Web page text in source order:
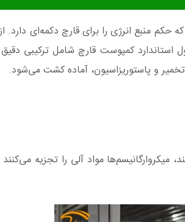
منبع انرژی را برای قارچ دکمه‌ای دارد.
استاندارد کمپوست قارچ شامل ترکیبی
میکروارگانیسم‌ها مواد آلی را تجزیه می‌کنند